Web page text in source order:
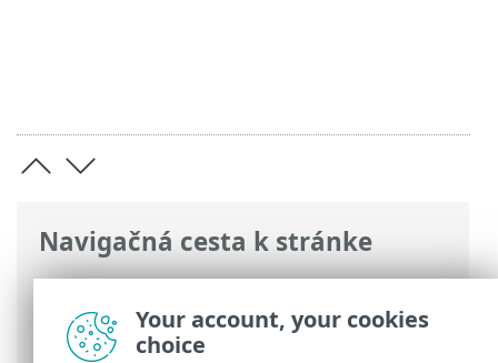
Navigačná cesta k stránke
ESET Online pomocník>ESET PROTECT
On-Prem
>Inštalácia> Inštalácia súčastí
na systéme Linux
Your account, your cookies
choice